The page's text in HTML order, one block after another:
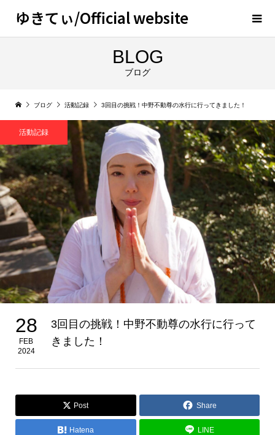
ゆきてぃ/Official website
BLOG
ブログ
ブログ 活動記録 3回目の挑戦！中野不動尊の水行に行ってきました！
活動記録
28
FEB
2024
3回目の挑戦！中野不動尊の水行に行って
きました！
Post Share
Hatena LINE